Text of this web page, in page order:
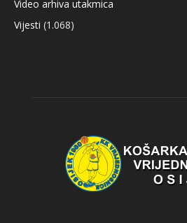
Video arhiva utakmica
Vijesti (1.068)